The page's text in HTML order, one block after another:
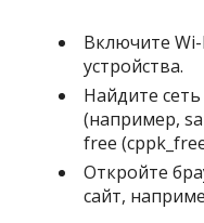
Включите Wi-
устройства.
Найдите
(например,
free
Откройте
сайт,